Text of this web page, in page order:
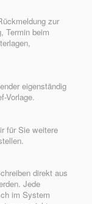
zur
Termin beim
eigenständig
Vorlage.
für Sie weitere
direkt aus
Jede
im System